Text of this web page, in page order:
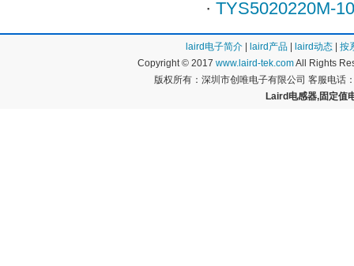
· TYS5020220M-10
laird电子简介 laird产品 laird动态
按
Copyright © 2017 www.laird-tek.comAll Rights
版权所有：深圳市创唯电子有限公司 客服电话
Laird电感器,固定值